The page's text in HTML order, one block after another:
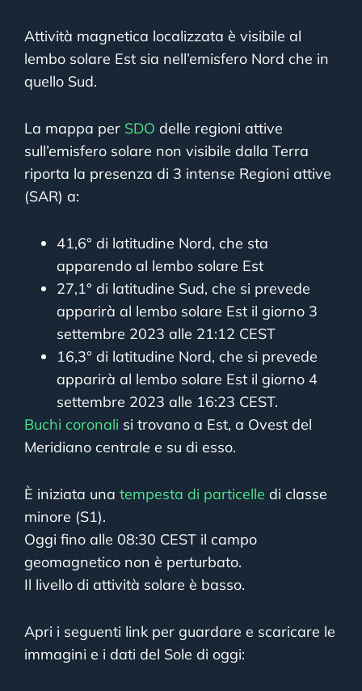
Attività magnetica localizzata è visibile al
lembo solare Est sia nell’emisfero Nord che in
quello Sud.
La mappa per SDO delle regioni attive
sull’emisfero solare non visibile dalla Terra
riporta la presenza di 3 intense Regioni attive
(SAR) a:
41,6° di latitudine Nord, che sta
apparendo al lembo solare Est
27,1° di latitudine Sud, che si prevede
apparirà al lembo solare Est il giorno 3
settembre 2023 alle 21:12 CEST
16,3° di latitudine Nord, che si prevede
apparirà al lembo solare Est il giorno 4
settembre 2023 alle 16:23 CEST.
Buchi coronali si trovano a Est, a Ovest del
Meridiano centrale e su di esso.
È iniziata una tempesta di particelle di classe
minore (S1).
Oggi fino alle 08:30 CEST il campo
geomagnetico non è perturbato.
Il livello di attività solare è basso.
Apri i seguenti link per guardare e scaricare le
immagini e i dati del Sole di oggi: